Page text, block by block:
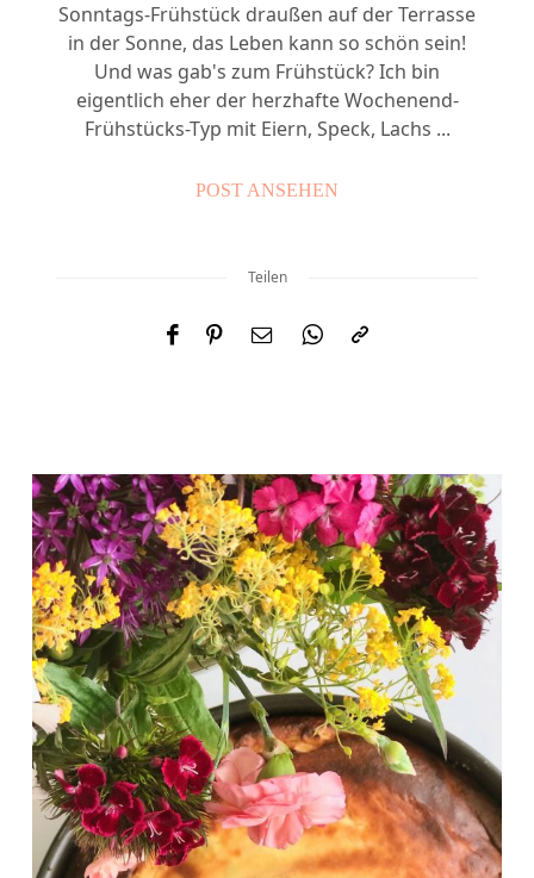
Sonntags-Frühstück draußen auf der Terrasse
in der Sonne, das Leben kann so schön sein!
Und was gab's zum Frühstück? Ich bin
eigentlich eher der herzhafte Wochenend-
Frühstücks-Typ mit Eiern, Speck, Lachs ...
POST ANSEHEN
Teilen